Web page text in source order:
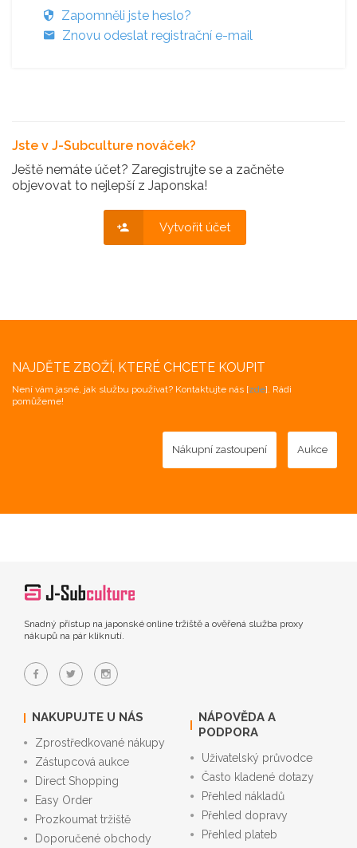
Zapomněli jste heslo?
Znovu odeslat registrační e-mail
Jste v J-Subculture nováček?
Ještě nemáte účet? Zaregistrujte se a začněte
objevovat to nejlepší z Japonska!
Vytvořit účet
NAJDĚTE ZBOŽÍ, KTERÉ CHCETE KOUPIT
Není vám jasné, jak službu používat? Kontaktujte nás [zde]. Rádi
pomůžeme!
Nákupní zastoupení Aukce
Snadný přístup na japonské online tržiště a ověřená služba proxy
nákupů na pár kliknutí.
NAKUPUJTE U NÁS
Zprostředkované nákupy
Zástupcová aukce
Direct Shopping
Easy Order
Prozkoumat tržiště
Doporučené obchody
NÁPOVĚDA A
PODPORA
Uživatelský průvodce
Často kladené dotazy
Přehled nákladů
Přehled dopravy
Přehled plateb